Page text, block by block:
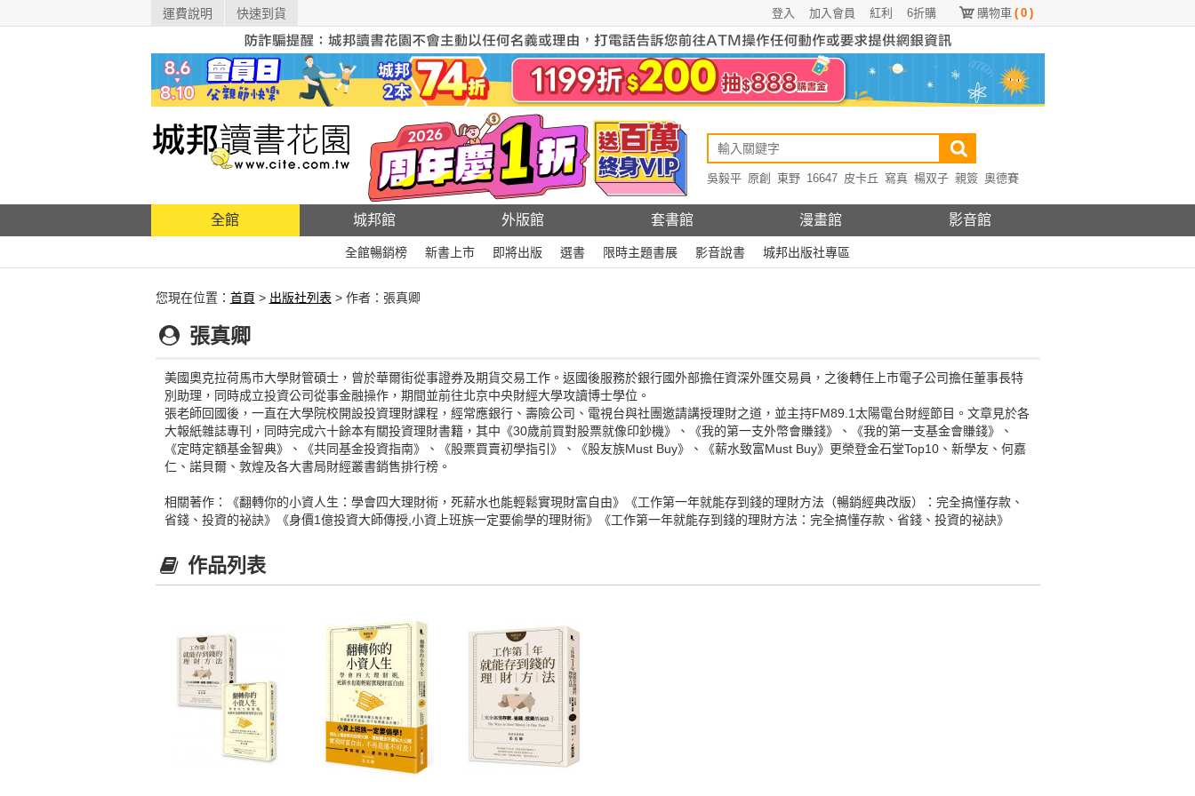
運費說明 快速到貨 購物車 ( 0 )
6折購
紅利
加入會員
登入
吳毅平 原創 東野 16647 皮卡丘 寫真 楊双子 親簽 奧德賽
全館 城邦館 外版館 套書館 漫畫館 影音館
全館暢銷榜 新書上市 即將出版 選書 限時主題書展 影音說書 城邦出版社專區
您現在位置： 首頁 > 出版社列表 > 作者：張真卿
張真卿
美國奧克拉荷馬市大學財管碩士，曾於華爾街從事證券及期貨交易工作。返國後服務於銀行國外部擔任資深外匯交易員，之後轉任上市電子公司擔任董事長特
別助理，同時成立投資公司從事金融操作，期間並前往北京中央財經大學攻讀博士學位。
張老師回國後，一直在大學院校開設投資理財課程，經常應銀行、壽險公司、電視台與社團邀請講授理財之道，並主持FM89.1太陽電台財經節目。文章見於各
大報紙雜誌專刊，同時完成六十餘本有關投資理財書籍，其中《30歲前買對股票就像印鈔機》、《我的第一支外幣會賺錢》、《我的第一支基金會賺錢》、
《定時定額基金智典》、《共同基金投資指南》、《股票買賣初學指引》、《股友族Must Buy》、《薪水致富Must Buy》更榮登金石堂Top10、新學友、何嘉
仁、諾貝爾、敦煌及各大書局財經叢書銷售排行榜。
相關著作：《翻轉你的小資人生：學會四大理財術，死薪水也能輕鬆實現財富自由》《工作第一年就能存到錢的理財方法（暢銷經典改版）：完全搞懂存款、
省錢、投資的祕訣》《身價1億投資大師傳授,小資上班族一定要偷學的理財術》《工作第一年就能存到錢的理財方法：完全搞懂存款、省錢、投資的祕訣》
作品列表